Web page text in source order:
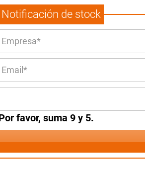
Notificación de stock
favor, suma 9 y 5.